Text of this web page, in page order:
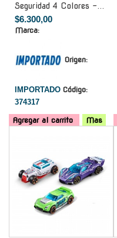
Seguridad 4 Colores -...
$6.300,00
Marca:
Origen:
IMPORTADO Código:
374317
Agregar al carrito Mas